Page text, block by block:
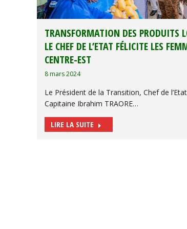
TRANSFORMATION DES PRODUITS
LE CHEF DE L’ETAT FÉLICITE LES
CENTRE-EST
8 mars 2024
Le Président de la Transition, Chef de
Capitaine Ibrahim TRAORE…
LIRE LA SUITE